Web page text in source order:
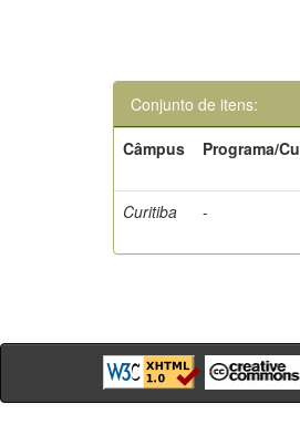
Conjunto de itens:
Câmpus
Programa/
Curitiba -